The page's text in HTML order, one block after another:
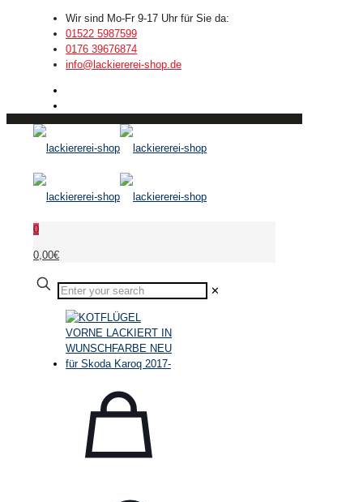
Wir sind Mo-Fr 9-17 Uhr für Sie da:
01522 5987599
0176 39676874
info@lackiererei-shop.de
0
0,00€
✕